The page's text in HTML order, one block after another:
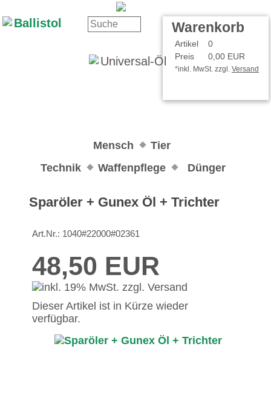
Warenkorb
Artikel
0
Preis
0,00 EUR
*inkl. MwSt. zzgl. Versand
Mensch
Tier
Technik
Waffenpflege Dünger
Sparöler + Gunex Öl + Trichter
Art.Nr.: 1040#22000#02361
48,50 EUR
Dieser Artikel ist in Kürze wieder
verfügbar.